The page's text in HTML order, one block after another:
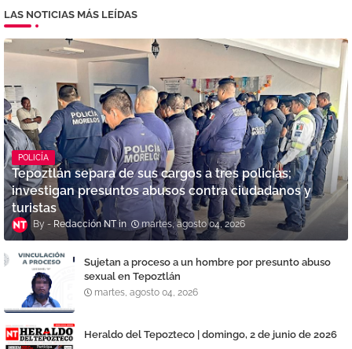
LAS NOTICIAS MÁS LEÍDAS
POLICÍA
Tepoztlán separa de sus cargos a tres policías;
investigan presuntos abusos contra ciudadanos y
turistas
Redacción NT martes, agosto 04, 2026
Sujetan a proceso a un hombre por presunto abuso
sexual en Tepoztlán
martes, agosto 04, 2026
Heraldo del Tepozteco | domingo, 2 de junio de 2026